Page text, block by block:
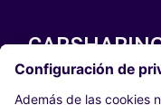
NUESTRAS CIUDADES
Paris